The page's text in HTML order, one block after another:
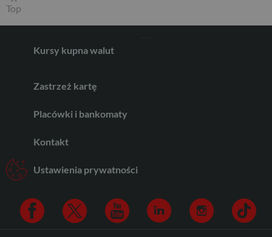
Top
Kursy kupna walut
CAD
Zastrzeż kartę
Placówki i bankomaty
Kontakt
Ustawienia prywatności